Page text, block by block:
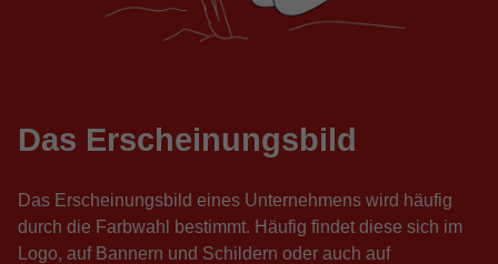
Das Erscheinungsbild
Das Erscheinungsbild eines Unternehmens wird häufig
durch die Farbwahl bestimmt. Häufig findet diese sich im
Logo, auf Bannern und Schildern oder auch auf